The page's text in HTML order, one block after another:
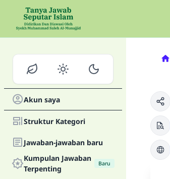
Akun saya
Struktur Kategori
Jawaban-jawaban baru
Kumpulan Jawaban
Terpenting
Baru